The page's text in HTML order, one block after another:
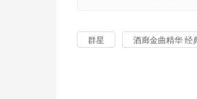
群星 酒廊金曲精华 经